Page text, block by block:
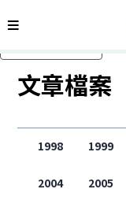
內容分類
文章檔案
1998 1999
2004 2005